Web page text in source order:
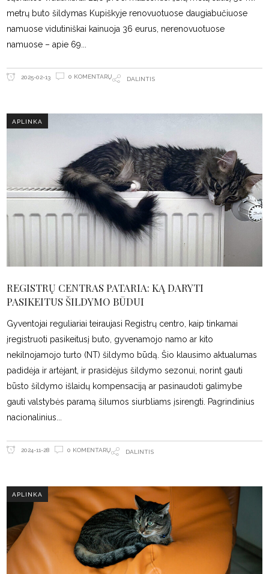
metrų buto šildymas Kupiškyje renovuotuose daugiabučiuose
namuose vidutiniškai kainuoja 36 eurus, nerenovuotuose
namuose – apie 69
2025-02-13 0 KOMENTARŲ DALINTIS
APLINKA
REGISTRŲ CENTRAS PATARIA: KĄ DARYTI
PASIKEITUS ŠILDYMO BŪDUI
Gyventojai reguliariai teiraujasi Registrų centro, kaip tinkamai
įregistruoti pasikeitusį buto, gyvenamojo namo ar kito
nekilnojamojo turto (NT) šildymo būdą. Šio klausimo aktualumas
padidėja ir artėjant, ir prasidėjus šildymo sezonui, norint gauti
būsto šildymo išlaidų kompensaciją ar pasinaudoti galimybe
gauti valstybės paramą šilumos siurbliams įsirengti. Pagrindinius
nacionalinius
2024-11-28 0 KOMENTARŲ DALINTIS
APLINKA